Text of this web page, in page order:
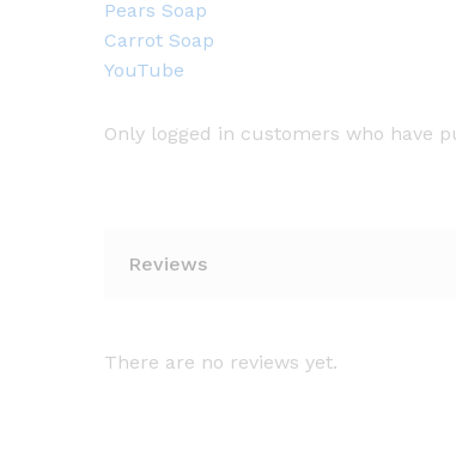
Pears Soap
Carrot Soap
YouTube
Only logged in customers who have
Reviews
There are no reviews yet.